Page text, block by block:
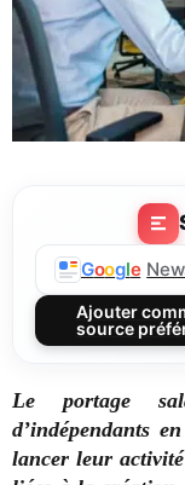
Google
Ajouter
source
Le portage
d’indépendants
lancer leur